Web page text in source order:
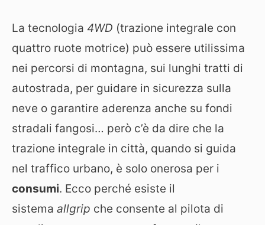
La tecnologia 4WD (trazione integrale con
quattro ruote motrice) può essere utilissima
nei percorsi di montagna, sui lunghi tratti di
autostrada, per guidare in sicurezza sulla
neve o garantire aderenza anche su fondi
stradali fangosi… però c’è da dire che la
trazione integrale in città, quando si guida
nel traffico urbano, è solo onerosa per i
consumi. Ecco perché esiste il
sistema allgrip che consente al pilota di